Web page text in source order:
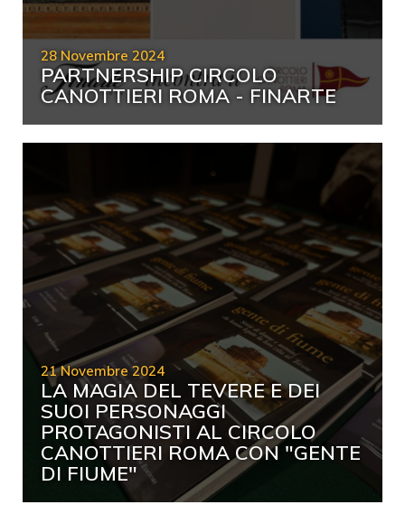
28 Novembre 2024
PARTNERSHIP CIRCOLO
CANOTTIERI ROMA - FINARTE
21 Novembre 2024
LA MAGIA DEL TEVERE E DEI
SUOI PERSONAGGI
PROTAGONISTI AL CIRCOLO
CANOTTIERI ROMA CON "GENTE
DI FIUME"